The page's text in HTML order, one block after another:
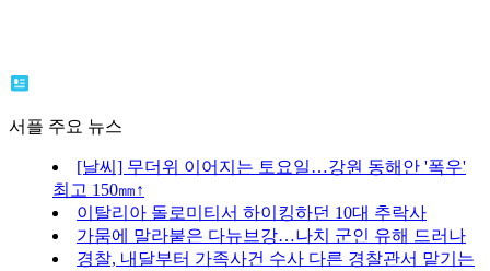
서플 주요 뉴스
[날씨] 무더위 이어지는 토요일…강원 동해안 '폭우'
최고 150㎜↑
이탈리아 돌로미티서 하이킹하던 10대 추락사
가뭄에 말라붙은 다뉴브강…나치 군인 유해 드러나
경찰, 내달부터 가족사건 수사 다른 경찰관서 맡기는